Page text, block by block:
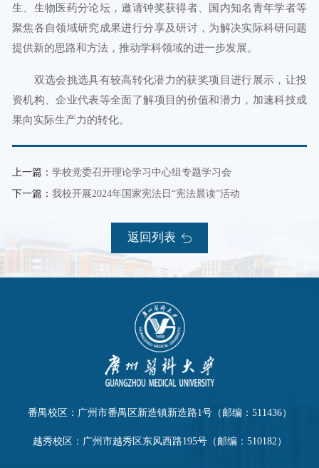
生、生物医药分论坛，邀请钟奖获得者、国内知名青年学者等
聚焦各自领域研究成果进行分享及研讨，为解决实际科研问题
提供新的思路和方法，推动学科领域的进一步发展。
双选会挑选具有较高转化潜力的获奖项目进行展示，让投
资机构、企业代表等全面了解项目的价值和潜力，加速科技成
果向实际生产力的转化。
上一篇： 学校党委召开理论学习中心组专题学习会
下一篇： 我校开展2024年国家宪法日“宪法晨读”活动
返回列表
番禺校区：广州市番禺区新造镇新造路1号（邮编：511436）
越秀校区：广州市越秀区东风西路195号（邮编：510182）